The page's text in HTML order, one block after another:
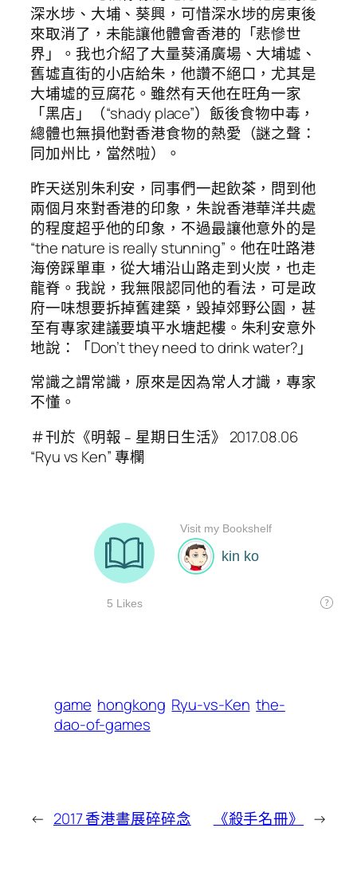
深水埗、大埔、葵興，可惜深水埗的房東後
來取消了，未能讓他體會香港的「悲慘世
界」。我也介紹了大量葵涌廣場、大埔墟、
舊墟直街的小店給朱，他讚不絕口，尤其是
大埔墟的豆腐花。雖然有天他在旺角一家
「黑店」（“shady place”）飯後食物中毒，
總體也無損他對香港食物的熱愛（謎之聲：
同加州比，當然啦）。
昨天送別朱利安，同事們一起飲茶，問到他
兩個月來對香港的印象，朱說香港華洋共處
的程度超乎他的印象，不過最讓他意外的是
“the nature is really stunning”。他在吐路港
海傍踩單車，從大埔沿山路走到火炭，也走
龍脊。我說，我無限認同他的看法，可是政
府一味想要拆掉舊建築，毀掉郊野公園，甚
至有專家建議要填平水塘起樓。朱利安意外
地說：「Don’t they need to drink water?」
常識之謂常識，原來是因為常人才識，專家
不懂。
＃刊於《明報﹣星期日生活》 2017.08.06
“Ryu vs Ken” 專欄
game hongkong Ryu-vs-Ken the-
dao-of-games
← 2017 香港書展碎碎念 《殺手名冊》 →